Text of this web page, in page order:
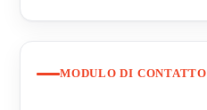
MODULO DI CONTATTO